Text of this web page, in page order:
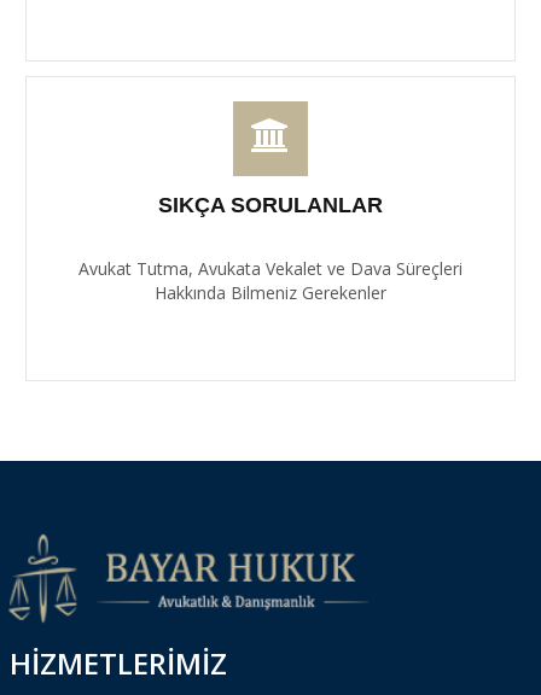
SIKÇA SORULANLAR
Avukat Tutma, Avukata Vekalet ve Dava Süreçleri
Hakkında Bilmeniz Gerekenler
HİZMETLERİMİZ